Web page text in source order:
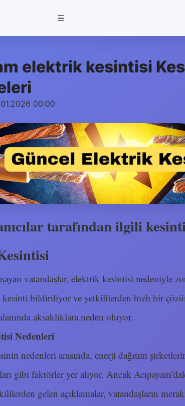
☰
elektrik kesintisi
00:00
tarafından ilgili
vatandaşlar, elektrik kesintisi nedeniyle
kesinti bildiriliyor ve yetkililerden hızlı bir
aksaklıklara neden oluyor.
Nedenleri
nedenleri arasında, enerji dağıtım
gibi faktörler yer alıyor. Ancak
gelen açıklamalar, vatandaşların